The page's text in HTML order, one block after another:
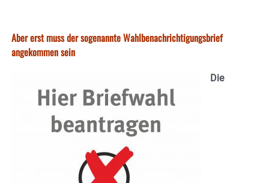
Aber erst muss der sogenannte Wahlbenachrichtigungsbrief
angekommen sein
Die